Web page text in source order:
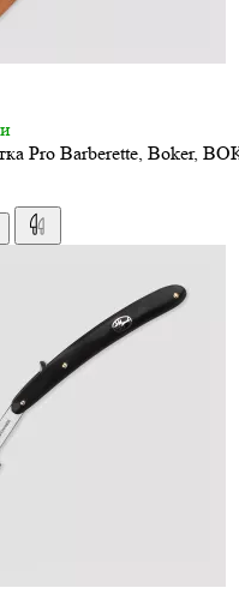
Pro Barberette, Boker,